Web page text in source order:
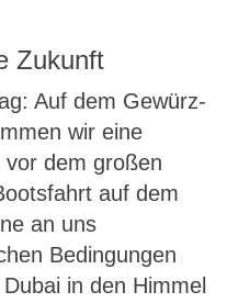
Zukunft
Auf dem Gewürz-
wir eine
vor dem großen
auf dem
an uns
Bedingungen
in den Himmel